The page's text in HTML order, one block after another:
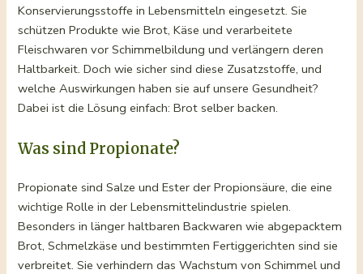
Konservierungsstoffe in Lebensmitteln eingesetzt. Sie
schützen Produkte wie Brot, Käse und verarbeitete
Fleischwaren vor Schimmelbildung und verlängern deren
Haltbarkeit. Doch wie sicher sind diese Zusatzstoffe, und
welche Auswirkungen haben sie auf unsere Gesundheit?
Dabei ist die Lösung einfach: Brot selber backen.
Was sind Propionate?
Propionate sind Salze und Ester der Propionsäure, die eine
wichtige Rolle in der Lebensmittelindustrie spielen.
Besonders in länger haltbaren Backwaren wie abgepacktem
Brot, Schmelzkäse und bestimmten Fertiggerichten sind sie
verbreitet. Sie verhindern das Wachstum von Schimmel und